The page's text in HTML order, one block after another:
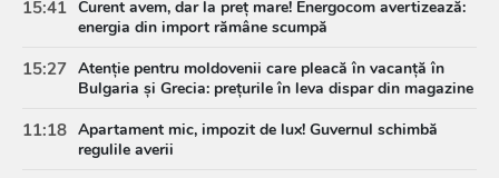
15:41 Curent avem, dar la preț mare! Energocom avertizează:
energia din import rămâne scumpă
15:27 Atenție pentru moldovenii care pleacă în vacanță în
Bulgaria și Grecia: prețurile în leva dispar din magazine
11:18 Apartament mic, impozit de lux! Guvernul schimbă
regulile averii